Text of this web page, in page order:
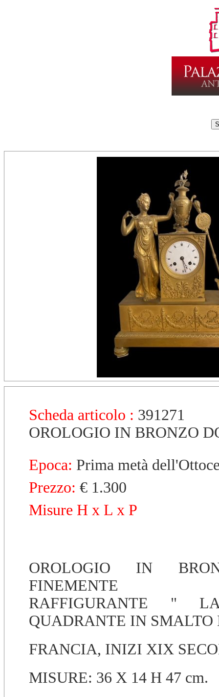
Scheda articolo : 391271
OROLOGIO IN BRONZO
Epoca: Prima metà
Prezzo: € 1.300
Misure H x L x P
OROLOGIO IN
FINEMENTE
RAFFIGURANTE "
QUADRANTE IN SMALTO
FRANCIA, INIZI XIX
MISURE: 36 X 14 H 47 cm.